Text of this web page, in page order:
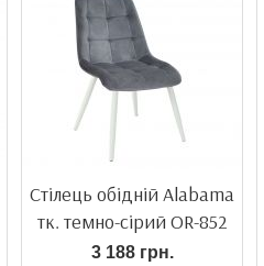
Стілець обідній Alabama
тк. темно-сірий OR-852
3 188 грн.